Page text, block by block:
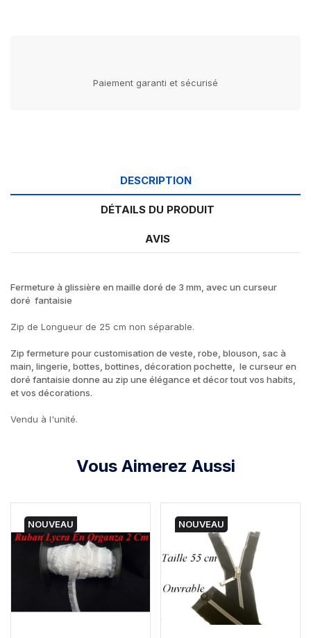
Paiement garanti et sécurisé
DESCRIPTION
DÉTAILS DU PRODUIT
AVIS
Fermeture à glissière en maille doré de 3 mm, avec un curseur
doré fantaisie
Zip de Longueur de 25 cm non séparable.
Zip fermeture pour customisation de veste, robe, blouson, sac à
main, lingerie, bottes, bottines, décoration pochette, le curseur en
doré fantaisie donne au zip une élégance et décor tout vos habits,
et vos décorations.
Vendu à l'unité.
Vous Aimerez Aussi
NOUVEAU NOUVEAU